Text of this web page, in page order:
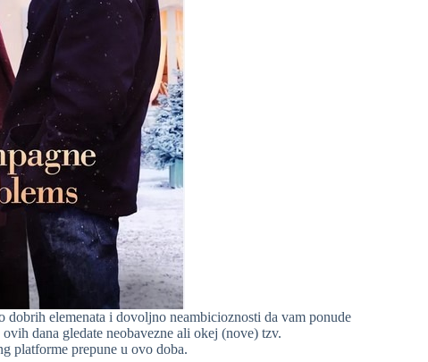
elemenata i dovoljno neambicioznosti da vam ponude
dana gledate neobavezne ali okej (nove) tzv.
platforme prepune u ovo doba.